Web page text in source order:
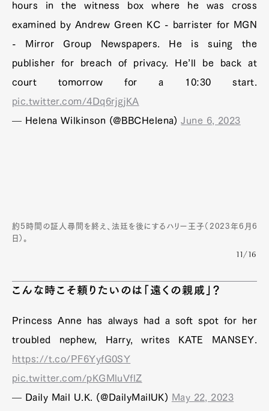
hours in the witness box where he was cross
examined by Andrew Green KC - barrister for MGN
- Mirror Group Newspapers. He is suing the
publisher for breach of privacy. He’ll be back at
court tomorrow for a 10:30 start.
pic.twitter.com/4Dq6rjgjKA
— Helena Wilkinson (@BBCHelena)June 6, 2023
約5時間の証人尋問を終え、法廷を後にするハリー王子（2023年6月6
日）。
11/16
こんな時こそ頼りたいのは「遠くの親戚」？
Princess Anne has always had a soft spot for her
troubled nephew, Harry, writes KATE MANSEY.
https://t.co/PF6YyfG0SY
pic.twitter.com/pKGMluVflZ
— Daily Mail U.K. (@DailyMailUK) May 22, 2023